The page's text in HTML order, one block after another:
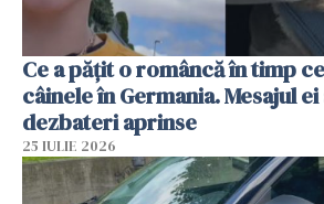
Ce a pățit o româncă în timp
câinele în Germania. Mesajul
dezbateri aprinse
25 IULIE 2026